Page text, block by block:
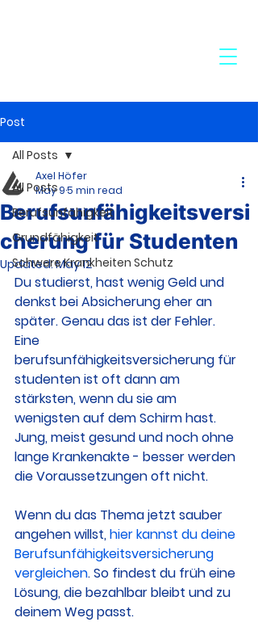
Post
All Posts
Berufsunfähigkeit
Grundfähigkeit
Schwere Krankheiten Schutz
All Posts
Berufsunfähigkeitsversi
cherung für Studenten
Axel Höfer
May 95 min read
Updated:May 12
Du studierst, hast wenig Geld und
denkst bei Absicherung eher an
später. Genau das ist der Fehler.
Eine
berufsunfähigkeitsversicherung für
studenten ist oft dann am
stärksten, wenn du sie am
wenigsten auf dem Schirm hast.
Jung, meist gesund und noch ohne
lange Krankenakte - besser werden
die Voraussetzungen oft nicht.
Wenn du das Thema jetzt sauber
angehen willst, hier kannst du deine
Berufsunfähigkeitsversicherung
vergleichen. So findest du früh eine
Lösung, die bezahlbar bleibt und zu
deinem Weg passt.